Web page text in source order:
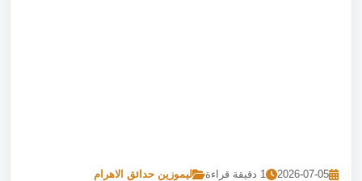
2026-07-05 1 دقيقة قراءة ليموزين حدائق الاهرام